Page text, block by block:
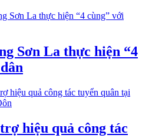
Sơn La thực hiện “4
hiệu quả công tác